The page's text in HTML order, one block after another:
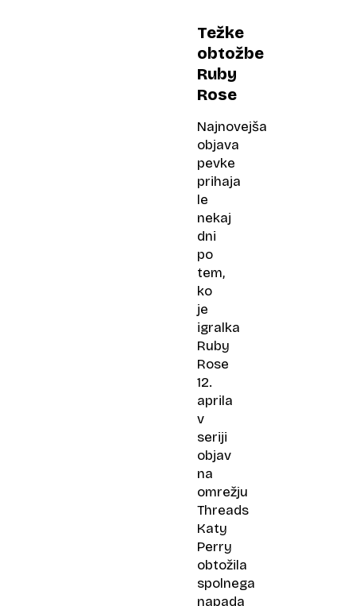
Težke
obtožbe
Ruby
Rose
Najnovejša
objava
pevke
prihaja
le
nekaj
dni
po
tem,
ko
je
igralka
Ruby
Rose
12.
aprila
v
seriji
objav
na
omrežju
Threads
Katy
Perry
obtožila
spolnega
napada